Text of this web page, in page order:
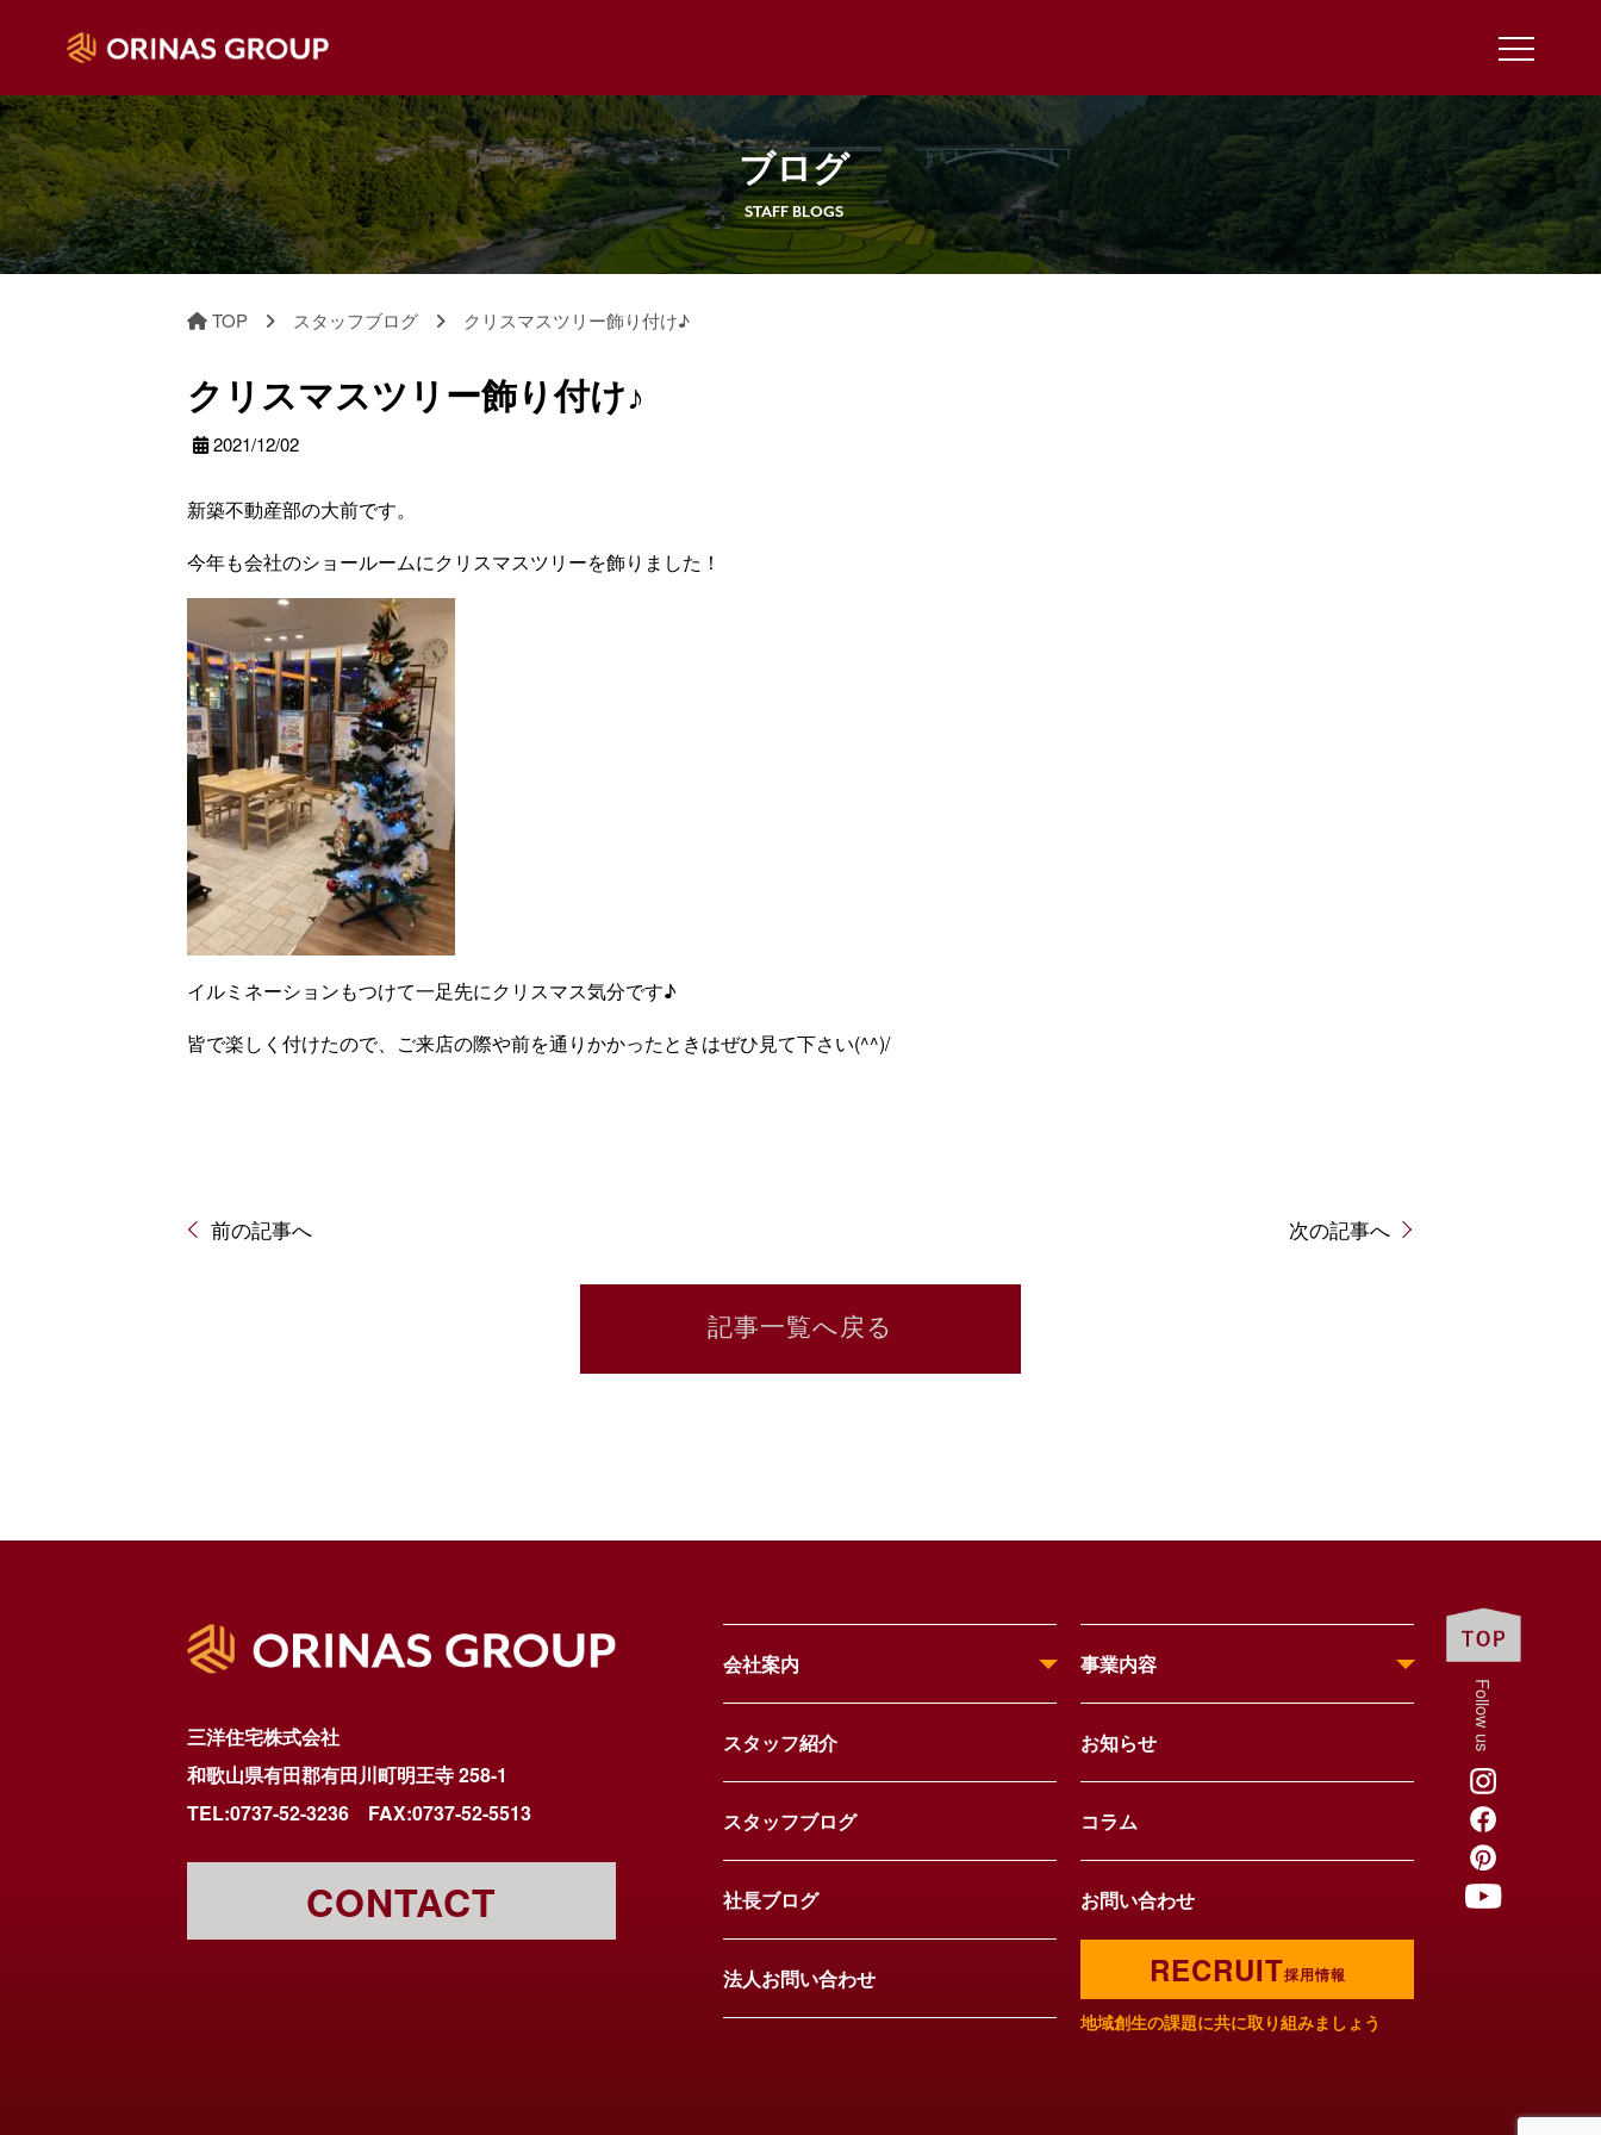
ブログ
STAFF BLOGS
TOP スタッフブログ クリスマスツリー飾り付け♪
クリスマスツリー飾り付け♪
2021/12/02
新築不動産部の大前です。
今年も会社のショールームにクリスマスツリーを飾りました！
イルミネーションもつけて一足先にクリスマス気分です♪
皆で楽しく付けたので、ご来店の際や前を通りかかったときはぜひ見て下さい(^^)/
投前の記事へ 次の記事へ
記事一覧へ戻る
三洋住宅株式会社
和歌山県有田郡有田川町明王寺 258-1
TEL:0737-52-3236 FAX:0737-52-5513
CONTACT
会社案内 事業内容
スタッフ紹介 お知らせ
スタッフブログ コラム
社長ブログ お問い合わせ
法人お問い合わせ RECRUIT採用情報
地域創生の課題に共に取り組みましょう
Follow us